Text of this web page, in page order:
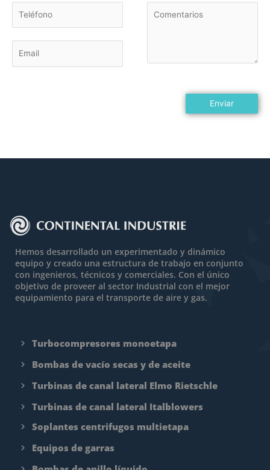
Hemos desarrollado un experimentado y dinámico
equipo y creado una estructura de trabajo en conjunto
con ingenieros, técnicos y comerciales. Con el único
objetivo de proveer al sector Industrial con el mejor
equipamiento para el transporte de aire y gas.
Turbocompresores monoetapa
Bombas de vacío secas y de aceite
Turbinas de canal lateral Elmo Rietschle
Turbinas de canal lateral Italblowers
Soplantes centrifugos multietapa
Equipos de garras